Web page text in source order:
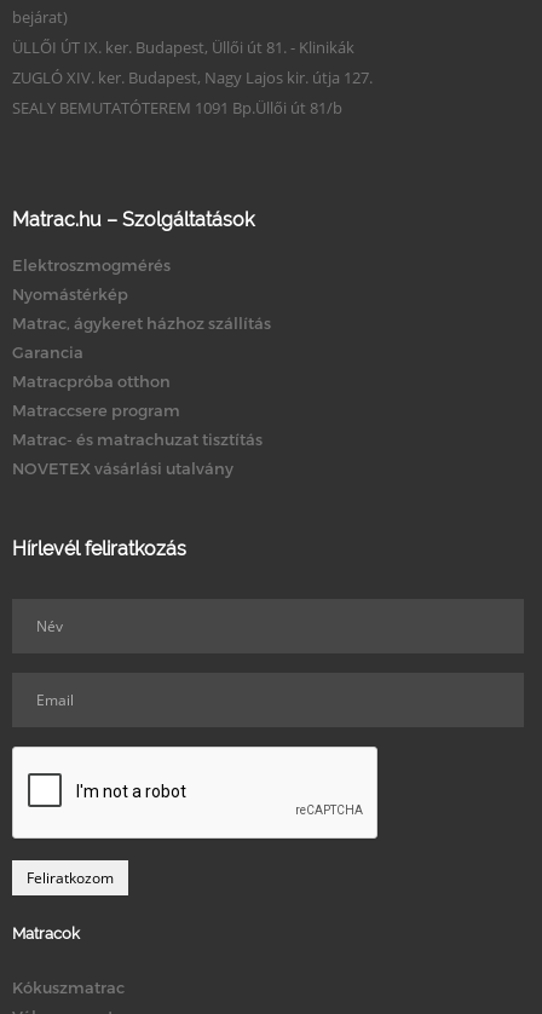
bejárat)
ÜLLŐI ÚT IX. ker. Budapest, Üllői út 81. - Klinikák
ZUGLÓ XIV. ker. Budapest, Nagy Lajos kir. útja 127.
SEALY BEMUTATÓTEREM 1091 Bp.Üllői út 81/b
Matrac.hu – Szolgáltatások
Elektroszmogmérés
Nyomástérkép
Matrac, ágykeret házhoz szállítás
Garancia
Matracpróba otthon
Matraccsere program
Matrac- és matrachuzat tisztítás
NOVETEX vásárlási utalvány
Hírlevél feliratkozás
Matracok
Kókuszmatrac